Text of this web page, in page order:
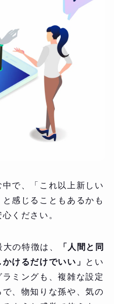
で、「これ以上新しい
感じることもあるかも
ください。
の特徴は、
「人間と同
けるだけでいい」
とい
ミングも、複雑な設定
、物知りな孫や、気の